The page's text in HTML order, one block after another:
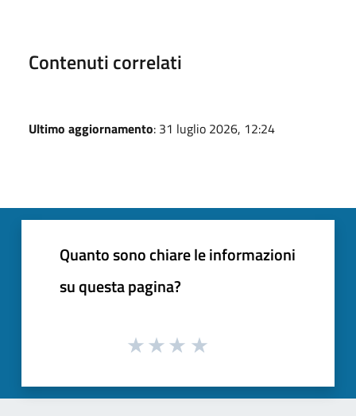
Contenuti correlati
Ultimo aggiornamento: 31 luglio 2026, 12:24
Quanto sono chiare le informazioni
su questa pagina?